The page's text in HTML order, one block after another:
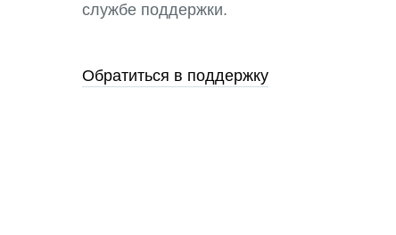
службе поддержки.
Обратиться в поддержку